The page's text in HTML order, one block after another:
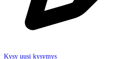
Kysy uusi kysymys